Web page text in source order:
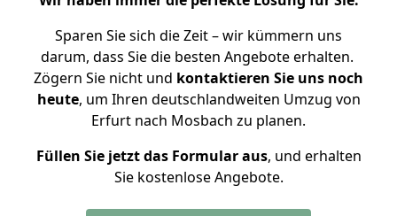
Sparen Sie sich die Zeit – wir kümmern uns
darum, dass Sie die besten Angebote erhalten.
Zögern Sie nicht und kontaktieren Sie uns noch
heute, um Ihren deutschlandweiten Umzug von
Erfurt nach Mosbach zu planen.
Füllen Sie jetzt das Formular aus, und erhalten
Sie kostenlose Angebote.